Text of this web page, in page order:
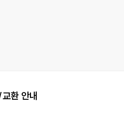
환 안내